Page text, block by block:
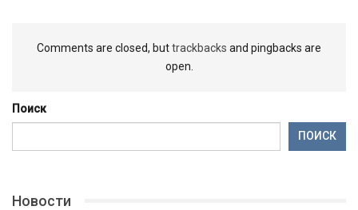
Comments are closed, buttrackbacks and pingbacks are
open.
Поиск
ПОИСК
Новости